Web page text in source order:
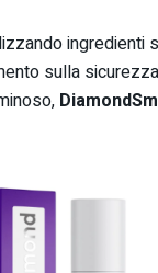
ingredienti
sulla